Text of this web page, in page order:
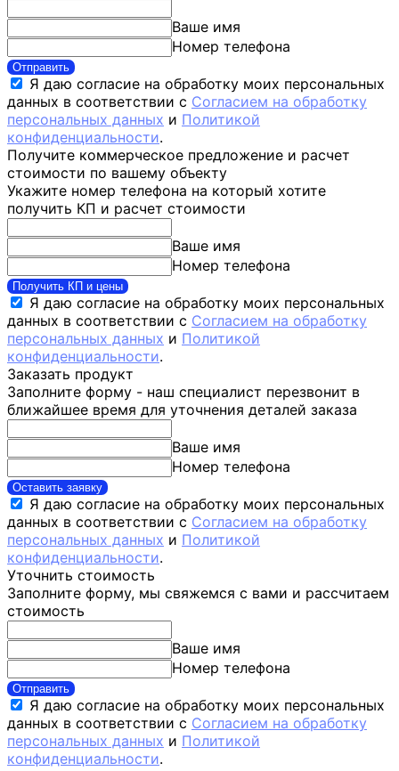
Ваше имя
Номер телефона
Отправить
Я даю согласие на обработку моих персональных
данных в соответствии с Согласием на обработку
персональных данных и Политикой
конфиденциальности.
Получите коммерческое предложение и расчет
стоимости по вашему объекту
Укажите номер телефона на который хотите
получить КП и расчет стоимости
Ваше имя
Номер телефона
Получить КП и цены
Я даю согласие на обработку моих персональных
данных в соответствии с Согласием на обработку
персональных данных и Политикой
конфиденциальности.
Заказать продукт
Заполните форму - наш специалист перезвонит в
ближайшее время для уточнения деталей заказа
Ваше имя
Номер телефона
Оставить заявку
Я даю согласие на обработку моих персональных
данных в соответствии с Согласием на обработку
персональных данных и Политикой
конфиденциальности.
Уточнить стоимость
Заполните форму, мы свяжемся с вами и рассчитаем
стоимость
Ваше имя
Номер телефона
Отправить
Я даю согласие на обработку моих персональных
данных в соответствии с Согласием на обработку
персональных данных и Политикой
конфиденциальности.